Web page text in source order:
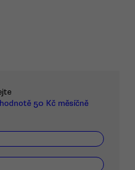
50 Kč měsíčně